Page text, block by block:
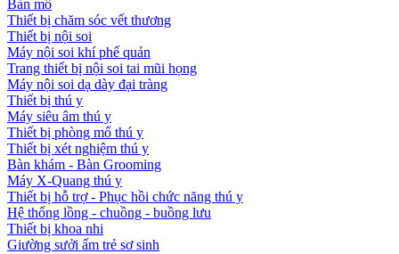
Bàn mổ
Thiết bị chăm sóc vết thương
Thiết bị nội soi
Máy nội soi khí phế quản
Trang thiết bị nội soi tai mũi họng
Máy nội soi dạ dày đại tràng
Thiết bị thú y
Máy siêu âm thú y
Thiết bị phòng mổ thú y
Thiết bị xét nghiệm thú y
Bàn khám - Bàn Grooming
Máy X-Quang thú y
Thiết bị hỗ trợ - Phục hồi chức năng thú y
Hệ thống lồng - chuồng - buồng lưu
Thiết bị khoa nhi
Giường sưởi ấm trẻ sơ sinh